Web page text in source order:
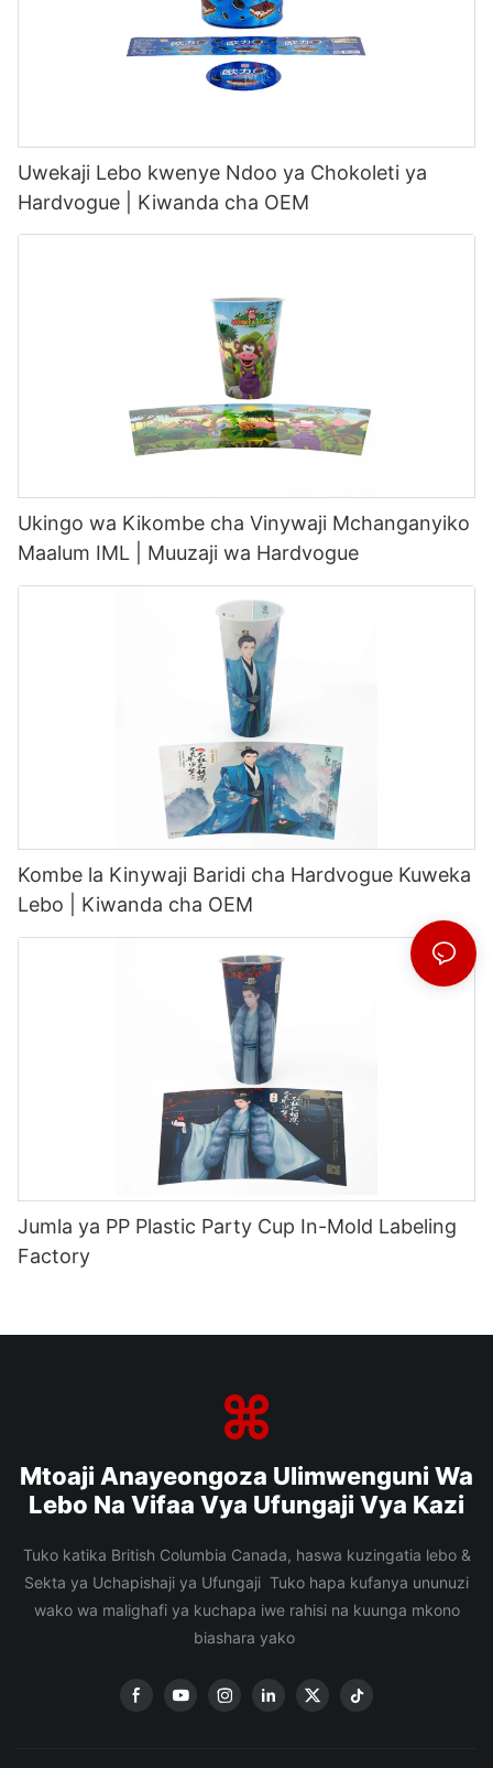
Uwekaji Lebo kwenye Ndoo ya Chokoleti ya
Hardvogue | Kiwanda cha OEM
Ukingo wa Kikombe cha Vinywaji Mchanganyiko
Maalum IML | Muuzaji wa Hardvogue
Kombe la Kinywaji Baridi cha Hardvogue Kuweka
Lebo | Kiwanda cha OEM
Jumla ya PP Plastic Party Cup In-Mold Labeling
Factory
Mtoaji Anayeongoza Ulimwenguni Wa
Lebo Na Vifaa Vya Ufungaji Vya Kazi
Tuko katika British Columbia Canada, haswa kuzingatia lebo &
Sekta ya Uchapishaji ya Ufungaji Tuko hapa kufanya ununuzi
wako wa malighafi ya kuchapa iwe rahisi na kuunga mkono
biashara yako